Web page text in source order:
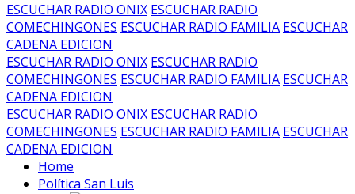
ESCUCHAR RADIO ONIX ESCUCHAR RADIO
COMECHINGONES ESCUCHAR RADIO FAMILIA ESCUCHAR
CADENA EDICION
ESCUCHAR RADIO ONIX ESCUCHAR RADIO
COMECHINGONES ESCUCHAR RADIO FAMILIA ESCUCHAR
CADENA EDICION
ESCUCHAR RADIO ONIX ESCUCHAR RADIO
COMECHINGONES ESCUCHAR RADIO FAMILIA ESCUCHAR
CADENA EDICION
Home
Política San Luis